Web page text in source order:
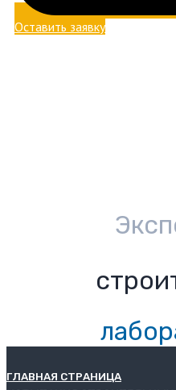
Оставить заявку
ГЛАВНАЯ СТРАНИЦА